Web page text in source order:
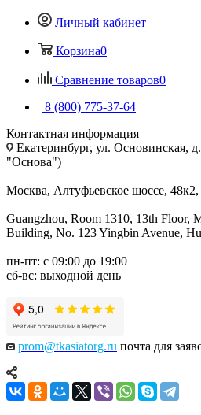
Личный кабинет
Корзина0
Сравнение товаров0
8 (800) 775-37-64
Контактная информация
Екатеринбург, ул. Основинская,
"Основа")
Москва, Алтуфьевское шоссе,
Guangzhou, Room 1310, 13th Floor,
Building, No. 123 Yingbin Avenue,
пн-пт: с 09:00 до 19:00
сб-вс: выходной день
prom@tkasiatorg.ru почта для